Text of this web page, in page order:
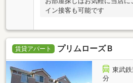
イン接客も可能です
賃貸アパート プリムローズＢ
東武
分